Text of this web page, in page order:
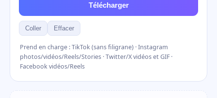
Télécharger
Coller Effacer
Prend en charge : TikTok (sans filigrane) · Instagram
photos/vidéos/Reels/Stories · Twitter/X vidéos et GIF ·
Facebook vidéos/Reels